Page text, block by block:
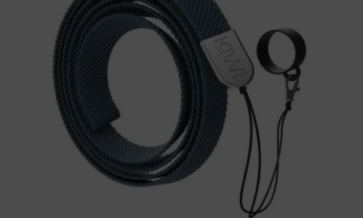
Tour de cou pour la cigarette
électronique Kiwi Vapor fabriqué en